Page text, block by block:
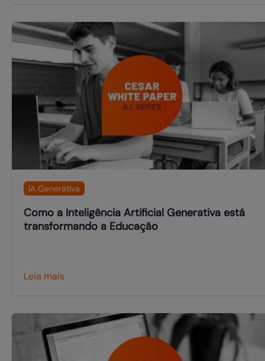
IA Generativa
Como a Inteligência Artificial Generativa está
transformando a Educação
Leia mais